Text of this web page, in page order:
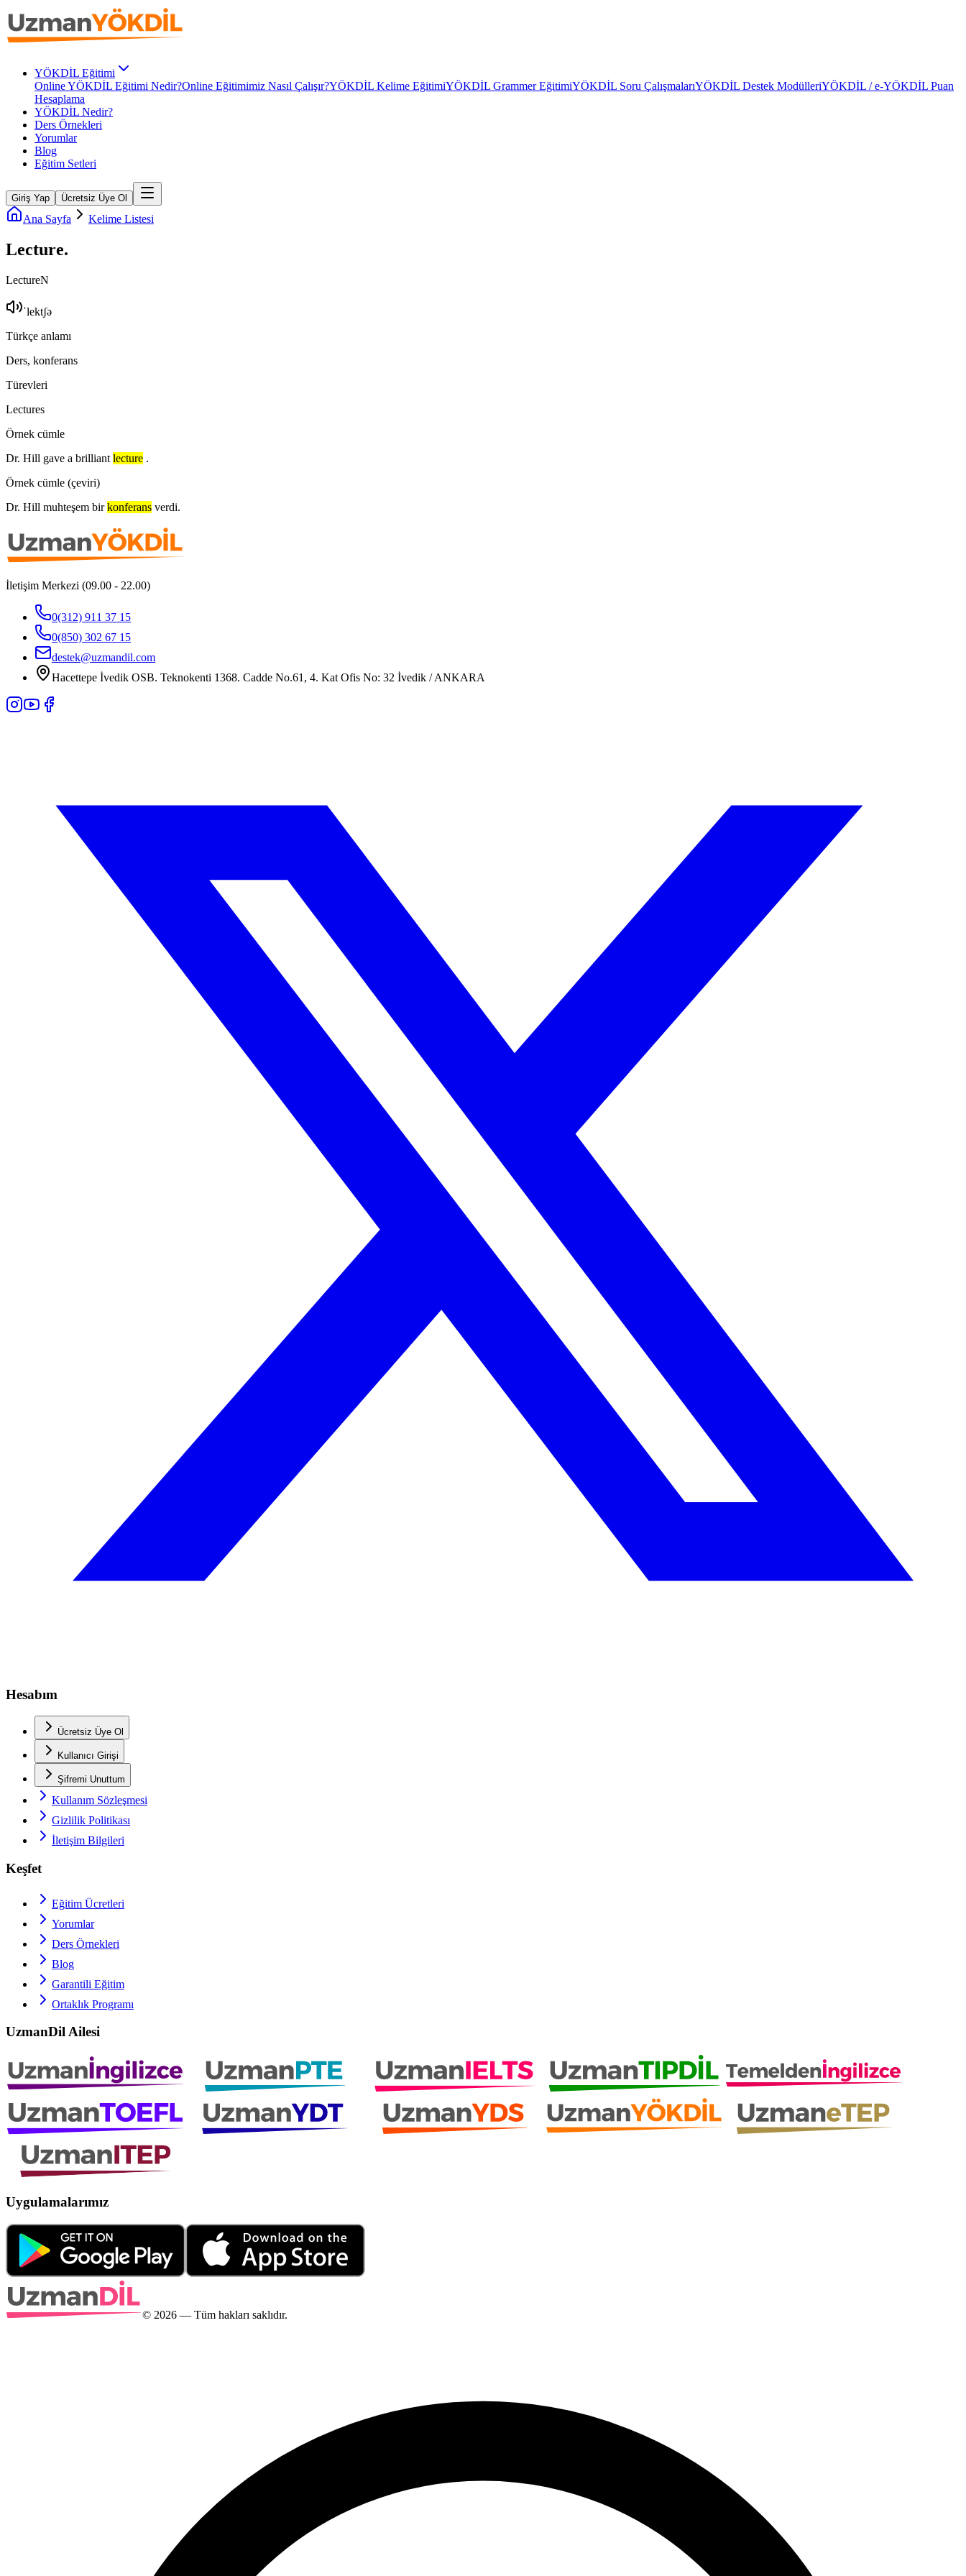
YÖKDİL Eğitimi
Online YÖKDİL Eğitimi Nedir?Online Eğitimimiz Nasıl Çalışır?YÖKDİL Kelime EğitimiYÖKDİL Grammer EğitimiYÖKDİL Soru ÇalışmalarıYÖKDİL Destek ModülleriYÖKDİL / e-YÖKDİL Puan
Hesaplama
YÖKDİL Nedir?
Ders Örnekleri
Yorumlar
Blog
Eğitim Setleri
Giriş Yap Ücretsiz Üye Ol
Ana Sayfa Kelime Listesi
Lecture.
LectureN
ˈlektʃə
Türkçe anlamı
Ders, konferans
Türevleri
Lectures
Örnek cümle
Dr. Hill gave a brilliant lecture .
Örnek cümle (çeviri)
Dr. Hill muhteşem bir konferans verdi.
İletişim Merkezi (09.00 - 22.00)
0(312) 911 37 15
0(850) 302 67 15
destek@uzmandil.com
Hacettepe İvedik OSB. Teknokenti 1368. Cadde No.61, 4. Kat Ofis No: 32 İvedik / ANKARA
Hesabım
Ücretsiz Üye Ol
Kullanıcı Girişi
Şifremi Unuttum
Kullanım Sözleşmesi
Gizlilik Politikası
İletişim Bilgileri
Keşfet
Eğitim Ücretleri
Yorumlar
Ders Örnekleri
Blog
Garantili Eğitim
Ortaklık Programı
UzmanDil Ailesi
Uygulamalarımız
© 2026 — Tüm hakları saklıdır.